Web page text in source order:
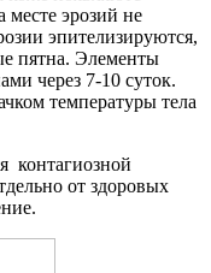
эрозий не
эпителизируются,
пятна. Элементы
через 7-10 суток.
температуры тела
контагиозной
от здоровых